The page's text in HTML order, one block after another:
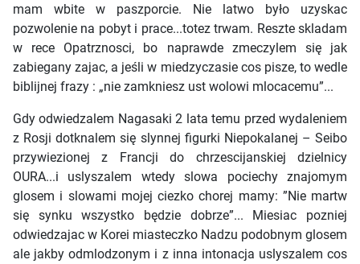
mam wbite w paszporcie. Nie latwo było uzyskac
pozwolenie na pobyt i prace...totez trwam. Reszte skladam
w rece Opatrznosci, bo naprawde zmeczylem się jak
zabiegany zajac, a jeśli w miedzyczasie cos pisze, to wedle
biblijnej frazy : „nie zamkniesz ust wolowi mlocacemu”...
Gdy odwiedzalem Nagasaki 2 lata temu przed wydaleniem
z Rosji dotknalem się slynnej figurki Niepokalanej – Seibo
przywiezionej z Francji do chrzescijanskiej dzielnicy
OURA...i uslyszalem wtedy slowa pociechy znajomym
glosem i slowami mojej ciezko chorej mamy: ”Nie martw
się synku wszystko będzie dobrze”... Miesiac pozniej
odwiedzajac w Korei miasteczko Nadzu podobnym glosem
ale jakby odmlodzonym i z inna intonacja uslyszalem cos